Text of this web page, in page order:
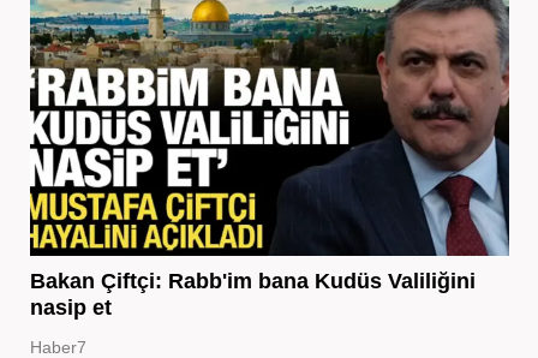
Bakan Çiftçi: Rabb'im bana Kudüs Valiliğini
nasip et
Haber7